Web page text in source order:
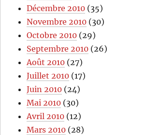
Décembre 2010 (35)
Novembre 2010 (30)
Octobre 2010 (29)
Septembre 2010 (26)
Août 2010 (27)
Juillet 2010 (17)
Juin 2010 (24)
Mai 2010 (30)
Avril 2010 (12)
Mars 2010 (28)